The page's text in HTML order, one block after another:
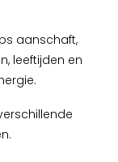
aanschaft,
leeftijden en